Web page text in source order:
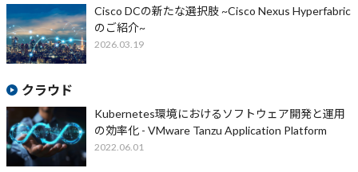
Cisco DCの新たな選択肢 ~Cisco Nexus Hyperfabric
のご紹介~
2026.03.19
クラウド
Kubernetes環境におけるソフトウェア開発と運用
の効率化 - VMware Tanzu Application Platform
2022.06.01